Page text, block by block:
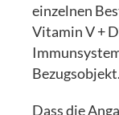
einzelnen
Vitamin V +
Bezugsobjekt.
Dass die